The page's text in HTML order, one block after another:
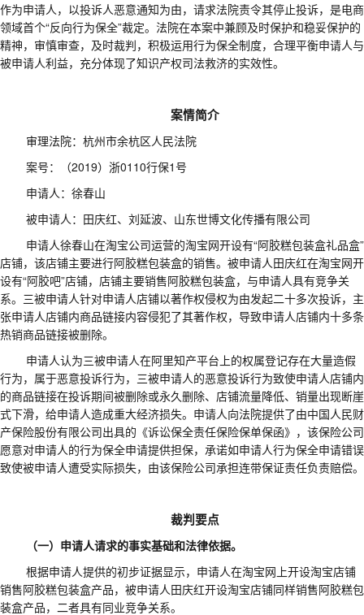
作为申请人，以投诉人恶意通知为由，请求法院责令其停止投诉，是电商
领域首个“反向行为保全”裁定。法院在本案中兼顾及时保护和稳妥保护的
精神，审慎审查，及时裁判，积极运用行为保全制度，合理平衡申请人与
被申请人利益，充分体现了知识产权司法救济的实效性。
案情简介
审理法院：杭州市余杭区人民法院
案号：（2019）浙0110行保1号
申请人：徐春山
被申请人：田庆红、刘延波、山东世博文化传播有限公司
申请人徐春山在淘宝公司运营的淘宝网开设有“阿胶糕包装盒礼品盒”
店铺，该店铺主要进行阿胶糕包装盒的销售。被申请人田庆红在淘宝网开
设有“阿胶吧”店铺，店铺主要销售阿胶糕包装盒，与申请人具有竞争关
系。 三被申请人针对申请人店铺以著作权侵权为由发起二十多次投诉，主
张申请人店铺内商品链接内容侵犯了其著作权，导致申请人店铺内十多条
热销商品链接被删除。
申请人认为三被申请人在阿里知产平台上的权属登记存在大量造假
行为，属于恶意投诉行为， 三被申请人的恶意投诉行为致使申请人店铺内
的商品链接在投诉期间被删除或永久删除、店铺流量降低、销量出现断崖
式下滑，给申请人造成重大经济损失。申请人向法院提供了由中国人民财
产保险股份有限公司出具的《诉讼保全责任保险保单保函》，该保险公司
愿意对申请人的行为保全申请提供担保，承诺如申请人行为保全申请错误
致使被申请人遭受实际损失，由该保险公司承担连带保证责任负责赔偿。
裁判要点
（一）申请人请求的事实基础和法律依据。
根据申请人提供的初步证据显示，申请人在淘宝网上开设淘宝店铺
销售阿胶糕包装盒产品，被申请人田庆红开设淘宝店铺同样销售阿胶糕包
装盒产品，二者具有同业竞争关系。